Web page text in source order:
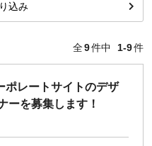
込み
全9件中 1-9件
ポレートサイトのデザ
ーを募集します！